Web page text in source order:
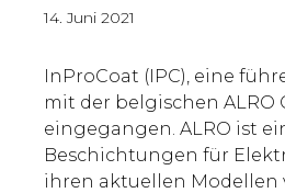
14. Juni 2021
InProCoat (IPC), eine
mit der belgischen ALRO
eingegangen. ALRO ist
Beschichtungen für
ihren aktuellen Modellen